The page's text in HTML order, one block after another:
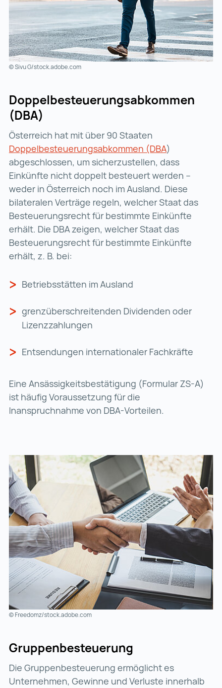
© Sivu G/stock.adobe.com
Doppelbesteuerungsabkommen
(DBA)
Österreich hat mit über 90 Staaten
Doppelbesteuerungsabkommen (DBA)
abgeschlossen, um sicherzustellen, dass
Einkünfte nicht doppelt besteuert werden –
weder in Österreich noch im Ausland. Diese
bilateralen Verträge regeln, welcher Staat das
Besteuerungsrecht für bestimmte Einkünfte
erhält. Die DBA zeigen, welcher Staat das
Besteuerungsrecht für bestimmte Einkünfte
erhält, z. B. bei:
Betriebsstätten im Ausland
grenzüberschreitenden Dividenden oder
Lizenzzahlungen
Entsendungen internationaler Fachkräfte
Eine Ansässigkeitsbestätigung (Formular ZS-A)
ist häufig Voraussetzung für die
Inanspruchnahme von DBA-Vorteilen.
© Freedomz/stock.adobe.com
Gruppenbesteuerung
Die Gruppenbesteuerung ermöglicht es
Unternehmen, Gewinne und Verluste innerhalb